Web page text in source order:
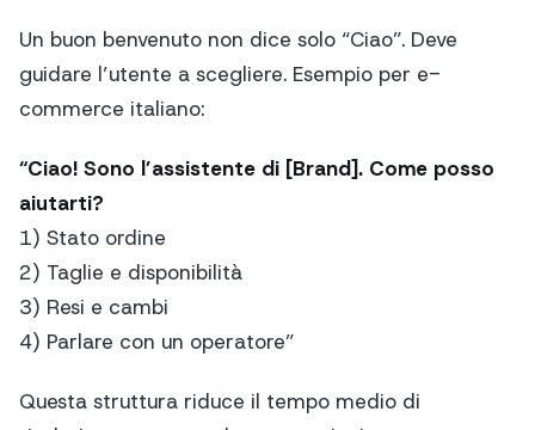
Un buon benvenuto non dice solo “Ciao”. Deve
guidare l’utente a scegliere. Esempio per e-
commerce italiano:
“Ciao! Sono l’assistente di [Brand]. Come posso
aiutarti?
1) Stato ordine
2) Taglie e disponibilità
3) Resi e cambi
4) Parlare con un operatore”
Questa struttura riduce il tempo medio di